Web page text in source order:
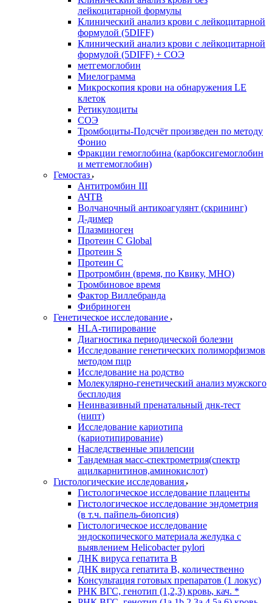
лейкоцитарной формулы
Клинический анализ крови с лейкоцитарной
формулой (5DIFF)
Клинический анализ крови с лейкоцитарной
формулой (5DIFF) + СОЭ
метгемоглобин
Миелограмма
Микроскопия крови на обнаружения LE
клеток
Ретикулоциты
СОЭ
Тромбоциты-Подсчёт произведен по методу
Фонио
Фракции гемоглобина (карбоксигемоглобин
и метгемоглобин)
Гемостаз
Антитромбин III
АЧТВ
Волчаночный антикоагулянт (скрининг)
Д-димер
Плазминоген
Протеин C Global
Протеин S
Протеин С
Протромбин (время, по Квику, МНО)
Тромбиновое время
Фактор Виллебранда
Фибриноген
Генетическое исследование
HLA-типирование
Диагностика периодической болезни
Исследование генетических полиморфизмов
методом пцр
Исследование на родство
Молекулярно-генетический анализ мужского
бесплодия
Неинвазивный пренатальный днк-тест
(нипт)
Исследование кариотипа
(кариотипирование)
Наследственные эпилепсии
Тандемная масс-спектрометрия(спектр
ацилкарнитинов,аминокислот)
Гистологические исследования
Гистологическое исследование плаценты
Гистологическое исследование эндометрия
(в т.ч. пайпель-биопсия)
Гистологическое исследование
эндоскопического материала желудка с
выявлением Helicobacter pylori
ДНК вируса гепатита B
ДНК вируса гепатита B, количественно
Консультация готовых препаратов (1 локус)
РНК ВГC, генотип (1,2,3) кровь, кач. *